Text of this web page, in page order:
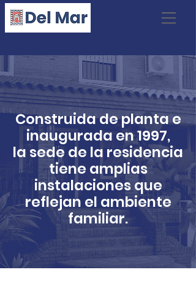
Construida de planta e
inaugurada en 1997,
la sede de la residencia
tiene amplias
instalaciones que
reflejan el ambiente
familiar.